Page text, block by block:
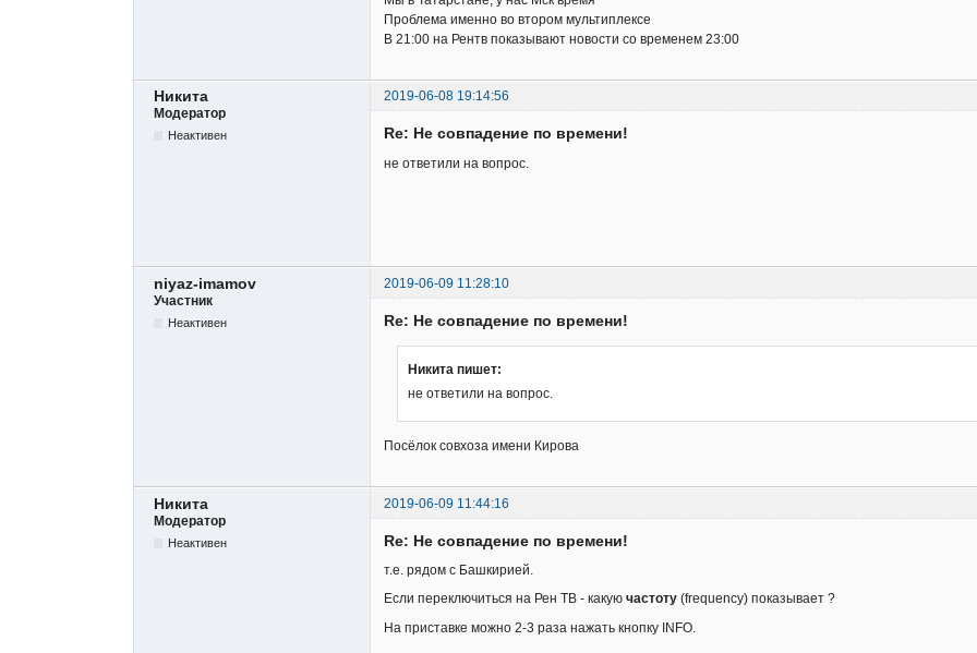
Проблема именно во втором мультиплексе
В 21:00 на Рентв показывают новости со временем 23:00
Никита
2019-06-08 19:14:56
Модератор
Неактивен Re: Не совпадение по времени!
не ответили на вопрос.
niyaz-imamov
2019-06-09 11:28:10
Участник
Неактивен Re: Не совпадение по времени!
Никита пишет:
не ответили на вопрос.
Посёлок совхоза имени Кирова
Никита
2019-06-09 11:44:16
Модератор
Неактивен Re: Не совпадение по времени!
т.е. рядом с Башкирией.
Если переключиться на Рен ТВ - какую частоту (frequency) показывает ?
На приставке можно 2-3 раза нажать кнопку INFO.